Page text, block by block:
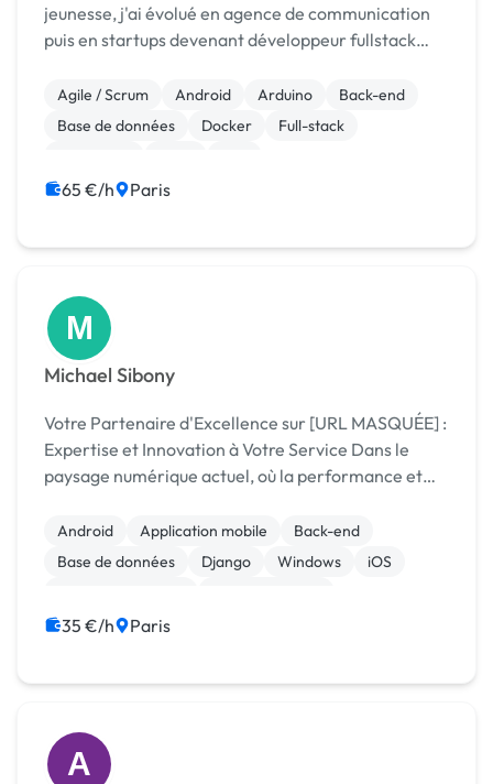
jeunesse, j'ai évolué en agence de communication
puis en startups devenant développeur fullstack
approfondi ma maîtrise de Docker Swarm et
d'Ansible pour do...
Agile / Scrum Android Arduino
Back-end
Base de données
Docker
Full-stack
65 €/h Paris
M
Michael Sibony
Votre Partenaire d'Excellence sur [URL MASQUÉE] :
Expertise et Innovation à Votre Service Dans le
paysage numérique actuel, où la performance et
collaborateur est une décision stratégique....
Android Application mobile
Back-end
Base de données
Django Windows
iOS
Admin système, sécurité
35 €/h Paris
A